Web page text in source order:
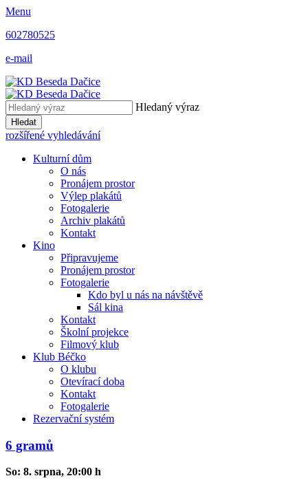
Menu
602780525
e-mail
Hledaný výraz
Hledat
rozšířené vyhledávání
Kulturní dům
O nás
Pronájem prostor
Výlep plakátů
Fotogalerie
Archiv plakátů
Kontakt
Kino
Připravujeme
Pronájem prostor
Fotogalerie
Kdo byl u nás na návštěvě
Sál kina
Kontakt
Školní projekce
Filmový klub
Klub Béčko
O klubu
Otevírací doba
Kontakt
Fotogalerie
Rezervační systém
6 gramů
So: 8. srpna, 20:00 h